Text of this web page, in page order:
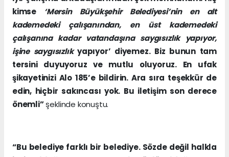
kimse ‘Mersin Büyükşehir Belediyesi’nin en alt
kademedeki çalışanından, en üst kademedeki
çalışanına kadar vatandaşına saygısızlık yapıyor,
işine saygısızlıkyapıyor’ diyemez. Biz bunun tam
tersini duyuyoruz ve mutlu oluyoruz. En ufak
şikayetinizi Alo 185’e bildirin. Ara sıra teşekkür de
edin, hiçbir sakıncası yok. Bu iletişim son derece
önemli”şeklinde konuştu.
“Bu belediye farklı bir belediye. Sözde değil halkla